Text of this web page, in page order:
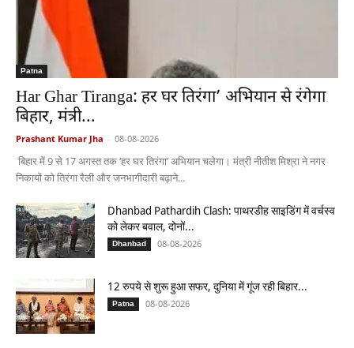
Patna
Har Ghar Tiranga: हर घर तिरंगा’ अभियान से रंगेगा
बिहार, मंत्री...
Prashant Kumar Jha - 08-08-2026
बिहार में 9 से 17 अगस्त तक ‘हर घर तिरंगा’ अभियान चलेगा। मंत्री नीतीश मिश्रा ने नगर
निकायों को तिरंगा रैली और जनभागीदारी बढ़ाने...
Dhanbad Pathardih Clash: पाथरडीह साइडिंग में वर्चस्व
को लेकर बवाल, दोनों...
Dhanbad 08-08-2026
12 रुपये से शुरू हुआ सफर, दुनिया में गूंज रही बिहार...
Patna 08-08-2026